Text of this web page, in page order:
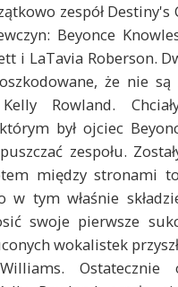
zespół Destiny's
Beyonce
i LaTavia Roberson.
że nie są
Rowland.
był ojciec
zespołu.
między stronami
w tym właśnie
swoje pierwsze
wokalistek
Ostatecznie